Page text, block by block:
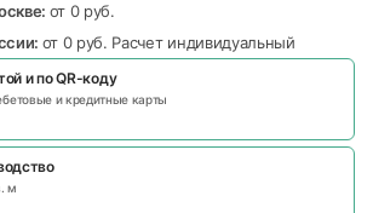
от 0 руб.
от 0 руб. Расчет индивидуальный
и поQR-коду
и кредитные карты
м